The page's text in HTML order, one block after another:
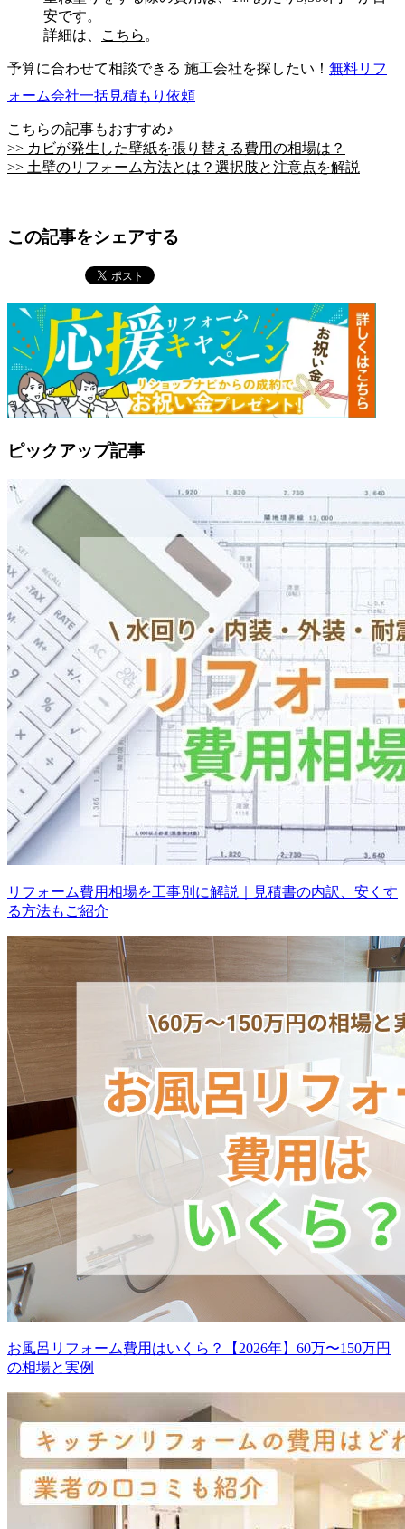
安です。
詳細は、
こちら 。
予算に合わせて相談できる 施工会社を探したい！ 無料リフ
ォーム会社一括見積もり依頼
こちらの記事もおすすめ♪
>> カビが発生した壁紙を張り替える費用の相場は？
>> 土壁のリフォーム方法とは？選択肢と注意点を解説
この記事をシェアする
ピックアップ記事
リフォーム費用相場を工事別に解説｜見積書の内訳、安くす
る方法もご紹介
お風呂リフォーム費用はいくら？【2026年】60万〜150万円
の相場と実例